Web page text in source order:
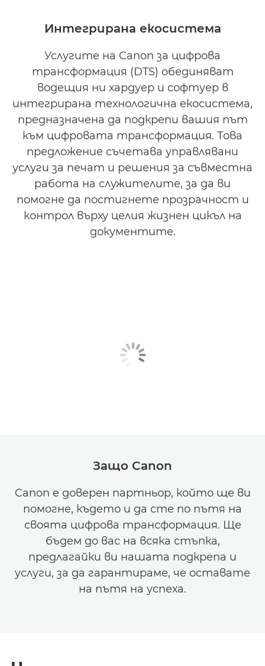
Интегрирана екосистема
Услугите на Canon за цифрова
трансформация (DTS) обединяват
водещия ни хардуер и софтуер в
интегрирана технологична екосистема,
предназначена да подкрепи вашия път
към цифровата трансформация. Това
предложение съчетава управлявани
услуги за печат и решения за съвместна
работа на служителите, за да ви
помогне да постигнете прозрачност и
контрол върху целия жизнен цикъл на
документите.
Защо Canon
Canon е доверен партньор, който ще ви
помогне, където и да сте по пътя на
своята цифрова трансформация. Ще
бъдем до вас на всяка стъпка,
предлагайки ви нашата подкрепа и
услуги, за да гарантираме, че оставате
на пътя на успеха.